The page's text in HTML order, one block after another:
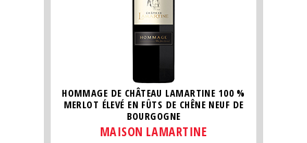
HOMMAGE DE CHÂTEAU LAMARTINE 100 %
MERLOT ÉLEVÉ EN FÛTS DE CHÊNE NEUF DE
BOURGOGNE
MAISON LAMARTINE